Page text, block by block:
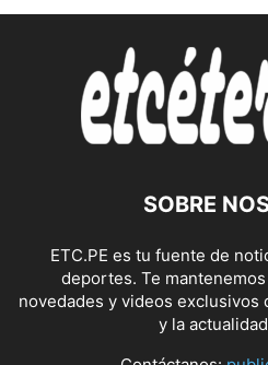
SOBRE
ETC.PE es tu fuente de
deportes. Te
novedades y videos exclusivos
y la